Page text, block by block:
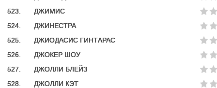
523.
ДЖИМИС
524.
ДЖИНЕСТРА
525.
ДЖИОДАСИС ГИНТАРАС
526.
ДЖОКЕР ШОУ
527.
ДЖОЛЛИ БЛЕЙЗ
528.
ДЖОЛЛИ КЭТ